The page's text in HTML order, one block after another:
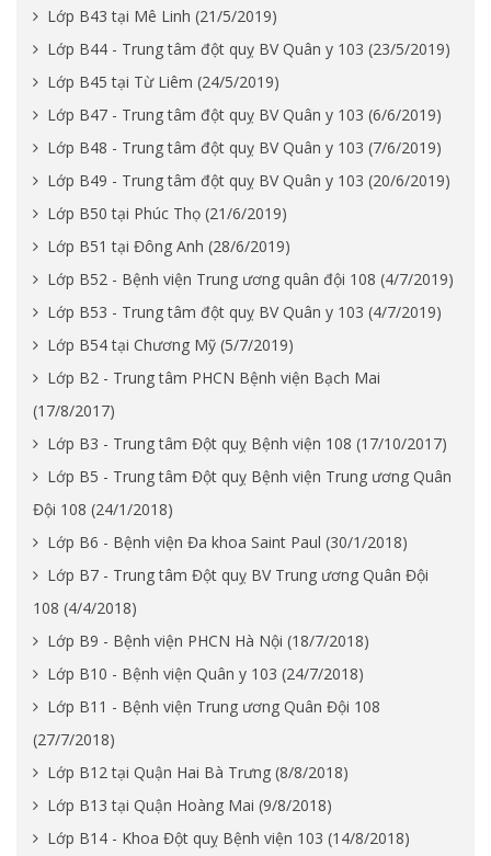
Lớp B43 tại Mê Linh (21/5/2019)
Lớp B44 - Trung tâm đột quỵ BV Quân y 103 (23/5/2019)
Lớp B45 tại Từ Liêm (24/5/2019)
Lớp B47 - Trung tâm đột quỵ BV Quân y 103 (6/6/2019)
Lớp B48 - Trung tâm đột quỵ BV Quân y 103 (7/6/2019)
Lớp B49 - Trung tâm đột quỵ BV Quân y 103 (20/6/2019)
Lớp B50 tại Phúc Thọ (21/6/2019)
Lớp B51 tại Đông Anh (28/6/2019)
Lớp B52 - Bệnh viện Trung ương quân đội 108 (4/7/2019)
Lớp B53 - Trung tâm đột quỵ BV Quân y 103 (4/7/2019)
Lớp B54 tại Chương Mỹ (5/7/2019)
Lớp B2 - Trung tâm PHCN Bệnh viện Bạch Mai
(17/8/2017)
Lớp B3 - Trung tâm Đột quỵ Bệnh viện 108 (17/10/2017)
Lớp B5 - Trung tâm Đột quỵ Bệnh viện Trung ương Quân
Đội 108 (24/1/2018)
Lớp B6 - Bệnh viện Đa khoa Saint Paul (30/1/2018)
Lớp B7 - Trung tâm Đột quỵ BV Trung ương Quân Đội
108 (4/4/2018)
Lớp B9 - Bệnh viện PHCN Hà Nội (18/7/2018)
Lớp B10 - Bệnh viện Quân y 103 (24/7/2018)
Lớp B11 - Bệnh viện Trung ương Quân Đội 108
(27/7/2018)
Lớp B12 tại Quận Hai Bà Trưng (8/8/2018)
Lớp B13 tại Quận Hoàng Mai (9/8/2018)
Lớp B14 - Khoa Đột quỵ Bệnh viện 103 (14/8/2018)